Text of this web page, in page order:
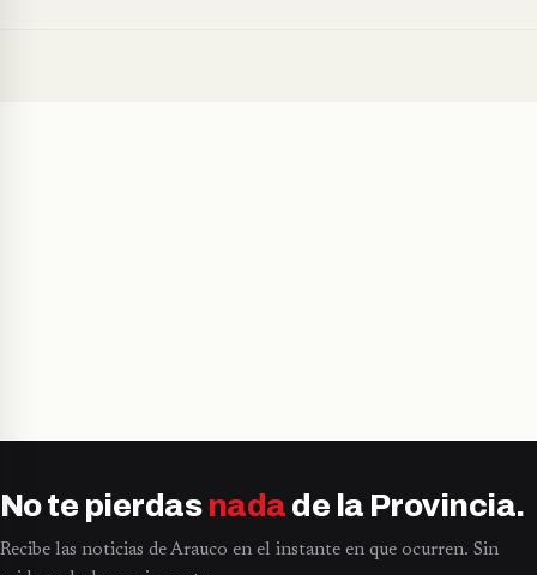
No te pierdas nada de la Provincia.
Recibe las noticias de Arauco en el instante en que ocurren. Sin